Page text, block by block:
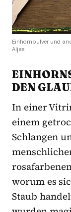
Einhornpulver und
Aljas
DEN
In einer
einem
Schlangen
worum es
Staub